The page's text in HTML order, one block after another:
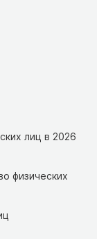
лиц в 2026
физических